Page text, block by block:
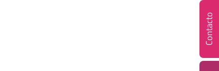
Contacto